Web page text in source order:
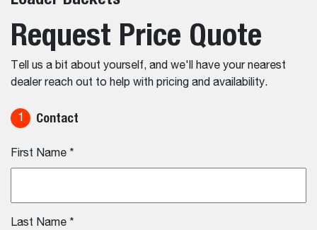
Request Price Quote
Tell us a bit about yourself, and we'll have your nearest
dealer reach out to help with pricing and availability.
1 Contact
First Name *
Last Name *